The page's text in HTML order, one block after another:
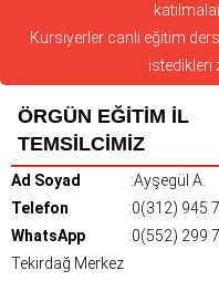
Kursiyerler canlı eğitim
istedikleri
ÖRGÜN EĞİTİM İL
TEMSİLCİMİZ
Ad Soyad
:Ayşegül A.
Telefon :0(312) 945
WhatsApp
:0(552) 299
Tekirdağ Merkez